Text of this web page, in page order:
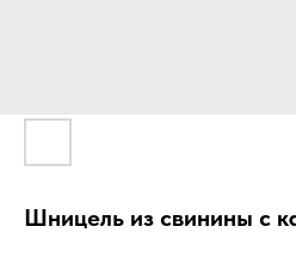
Шницель из свинины с